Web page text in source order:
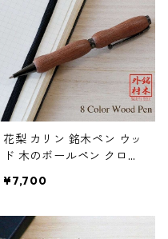
花梨 カリン 銘木ペン ウッ
ド 木のボールペン クロス
¥7,700